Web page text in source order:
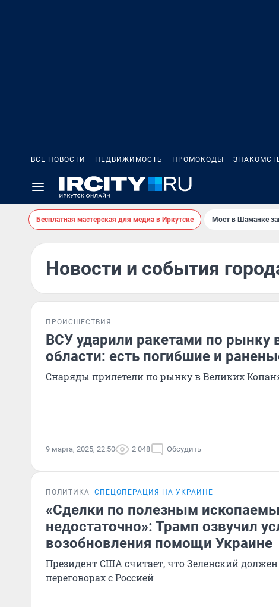
ВСЕ НОВОСТИ НЕДВИЖИМОСТЬ ПРОМОКОДЫ
Бесплатная мастерская для медиа в Иркутске Мост в Шаманке
Новости и события
ПРОИСШЕСТВИЯ
ВСУ ударили ракетами по рынку
области: есть погибшие и
Снаряды прилетели по рынку в Великих
9 марта, 2025, 22:50 2 048 Обсудить
ПОЛИТИКА СПЕЦОПЕРАЦИЯ НА УКРАИНЕ
«Сделки по полезным
недостаточно»: Трамп озвучил
возобновления помощи Украине
Президент США считает, что Зеленский
переговорах с Россией